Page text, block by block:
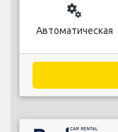
miscellaneous_services
Автоматическая